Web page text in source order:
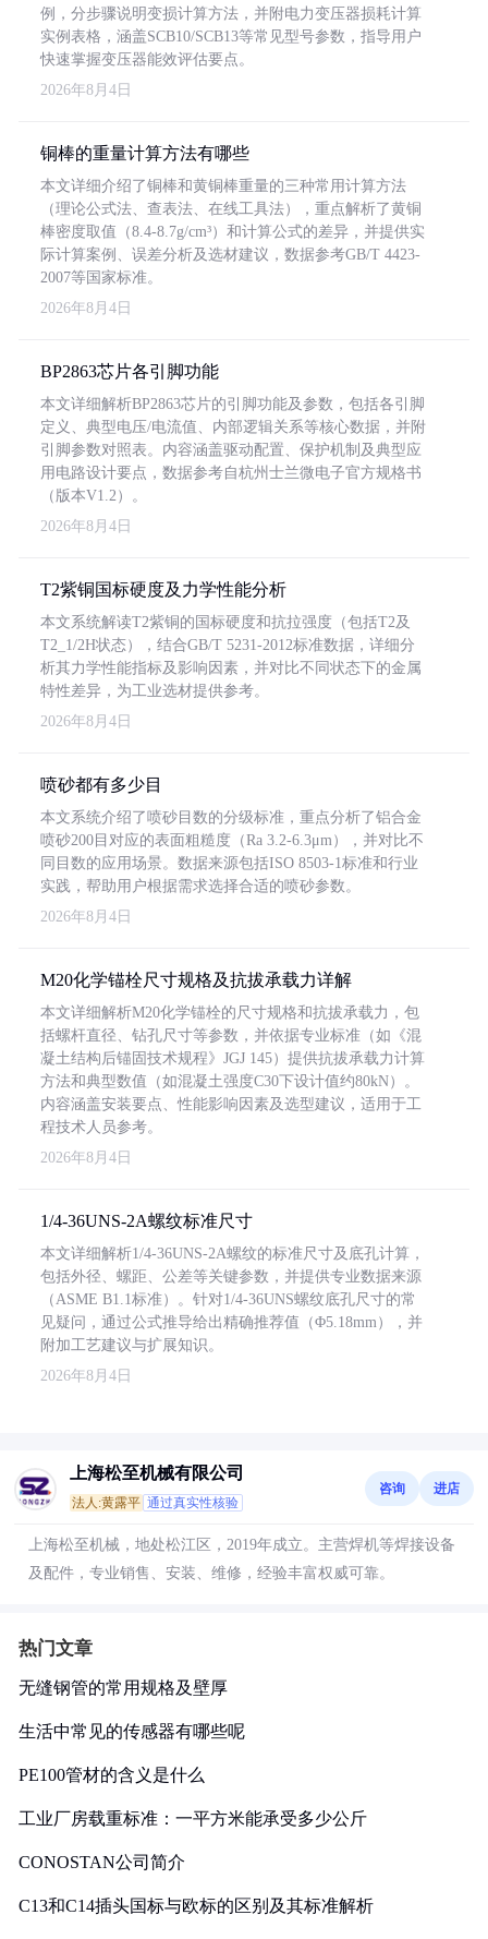
例，分步骤说明变损计算方法，并附电力变压器损耗计算
实例表格，涵盖SCB10/SCB13等常见型号参数，指导用户
快速掌握变压器能效评估要点。
2026年8月4日
铜棒的重量计算方法有哪些
本文详细介绍了铜棒和黄铜棒重量的三种常用计算方法
（理论公式法、查表法、在线工具法），重点解析了黄铜
棒密度取值（8.4-8.7g/cm³）和计算公式的差异，并提供实
际计算案例、误差分析及选材建议，数据参考GB/T 4423-
2007等国家标准。
2026年8月4日
BP2863芯片各引脚功能
本文详细解析BP2863芯片的引脚功能及参数，包括各引脚
定义、典型电压/电流值、内部逻辑关系等核心数据，并附
引脚参数对照表。内容涵盖驱动配置、保护机制及典型应
用电路设计要点，数据参考自杭州士兰微电子官方规格书
（版本V1.2）。
2026年8月4日
T2紫铜国标硬度及力学性能分析
本文系统解读T2紫铜的国标硬度和抗拉强度（包括T2及
T2_1/2H状态），结合GB/T 5231-2012标准数据，详细分
析其力学性能指标及影响因素，并对比不同状态下的金属
特性差异，为工业选材提供参考。
2026年8月4日
喷砂都有多少目
本文系统介绍了喷砂目数的分级标准，重点分析了铝合金
喷砂200目对应的表面粗糙度（Ra 3.2-6.3μm），并对比不
同目数的应用场景。数据来源包括ISO 8503-1标准和行业
实践，帮助用户根据需求选择合适的喷砂参数。
2026年8月4日
M20化学锚栓尺寸规格及抗拔承载力详解
本文详细解析M20化学锚栓的尺寸规格和抗拔承载力，包
括螺杆直径、钻孔尺寸等参数，并依据专业标准（如《混
凝土结构后锚固技术规程》JGJ 145）提供抗拔承载力计算
方法和典型数值（如混凝土强度C30下设计值约80kN）。
内容涵盖安装要点、性能影响因素及选型建议，适用于工
程技术人员参考。
2026年8月4日
1/4-36UNS-2A螺纹标准尺寸
本文详细解析1/4-36UNS-2A螺纹的标准尺寸及底孔计算，
包括外径、螺距、公差等关键参数，并提供专业数据来源
（ASME B1.1标准）。针对1/4-36UNS螺纹底孔尺寸的常
见疑问，通过公式推导给出精确推荐值（Φ5.18mm），并
附加工艺建议与扩展知识。
2026年8月4日
上海松至机械有限公司
法人:黄露平 通过真实性核验
咨询 进店
上海松至机械，地处松江区，2019年成立。主营焊机等焊接设备
及配件，专业销售、安装、维修，经验丰富权威可靠。
热门文章
无缝钢管的常用规格及壁厚
生活中常见的传感器有哪些呢
PE100管材的含义是什么
工业厂房载重标准：一平方米能承受多少公斤
CONOSTAN公司简介
C13和C14插头国标与欧标的区别及其标准解析